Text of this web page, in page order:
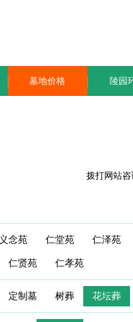
墓地价格 陵园
拨打网站
义念苑 仁堂苑 仁泽苑
仁贤苑 仁孝苑
定制墓 树葬 花坛葬